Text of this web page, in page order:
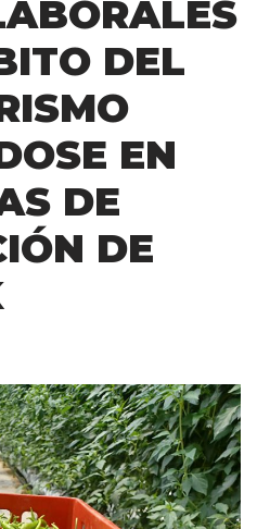
DEL
EN
DE
DE